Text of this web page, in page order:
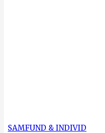
SAMFUND & INDIVID